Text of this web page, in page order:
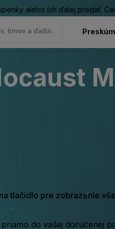
alebo ich ďalej predať.
tlačidlo pre zobrazenie
do vašej doručenej